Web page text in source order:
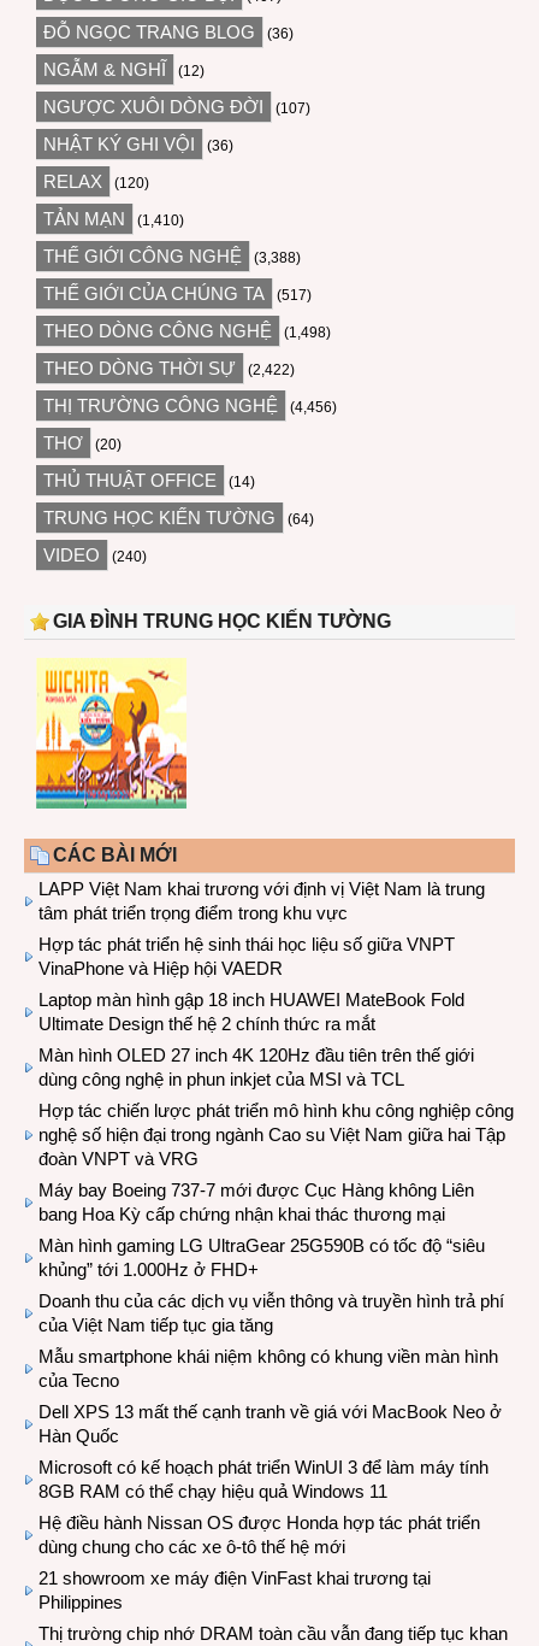
ĐỖ NGỌC TRANG BLOG (36)
NGẪM & NGHĨ (12)
NGƯỢC XUÔI DÒNG ĐỜI (107)
NHẬT KÝ GHI VỘI (36)
RELAX (120)
TẢN MẠN (1,410)
THẾ GIỚI CÔNG NGHỆ (3,388)
THẾ GIỚI CỦA CHÚNG TA (517)
THEO DÒNG CÔNG NGHỆ (1,498)
THEO DÒNG THỜI SỰ (2,422)
THỊ TRƯỜNG CÔNG NGHỆ (4,456)
THƠ (20)
THỦ THUẬT OFFICE (14)
TRUNG HỌC KIẾN TƯỜNG (64)
VIDEO (240)
GIA ĐÌNH TRUNG HỌC KIẾN TƯỜNG
CÁC BÀI MỚI
LAPP Việt Nam khai trương với định vị Việt Nam là trung
tâm phát triển trọng điểm trong khu vực
Hợp tác phát triển hệ sinh thái học liệu số giữa VNPT
VinaPhone và Hiệp hội VAEDR
Laptop màn hình gập 18 inch HUAWEI MateBook Fold
Ultimate Design thế hệ 2 chính thức ra mắt
Màn hình OLED 27 inch 4K 120Hz đầu tiên trên thế giới
dùng công nghệ in phun inkjet của MSI và TCL
Hợp tác chiến lược phát triển mô hình khu công nghiệp công
nghệ số hiện đại trong ngành Cao su Việt Nam giữa hai Tập
đoàn VNPT và VRG
Máy bay Boeing 737-7 mới được Cục Hàng không Liên
bang Hoa Kỳ cấp chứng nhận khai thác thương mại
Màn hình gaming LG UltraGear 25G590B có tốc độ “siêu
khủng” tới 1.000Hz ở FHD+
Doanh thu của các dịch vụ viễn thông và truyền hình trả phí
của Việt Nam tiếp tục gia tăng
Mẫu smartphone khái niệm không có khung viền màn hình
của Tecno
Dell XPS 13 mất thế cạnh tranh về giá với MacBook Neo ở
Hàn Quốc
Microsoft có kế hoạch phát triển WinUI 3 để làm máy tính
8GB RAM có thể chạy hiệu quả Windows 11
Hệ điều hành Nissan OS được Honda hợp tác phát triển
dùng chung cho các xe ô-tô thế hệ mới
21 showroom xe máy điện VinFast khai trương tại
Philippines
Thị trường chip nhớ DRAM toàn cầu vẫn đang tiếp tục khan